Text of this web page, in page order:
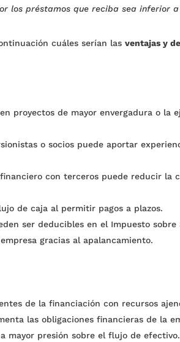
los préstamos que reciba sea inferior
cuáles serían lasventajas y
proyectos de mayor envergadura o la
o socios puede aportar
con terceros puede reducir la
de caja al permitir pagos a plazos.
ser deducibles en el Impuesto sobre
gracias al apalancamiento.
de la financiación con recursos
las obligaciones financieras de la
mayor presión sobre el flujo de efectivo.